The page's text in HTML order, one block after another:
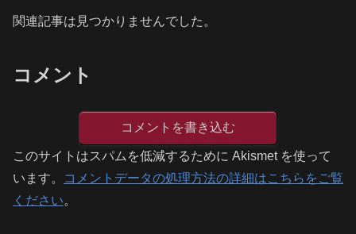
関連記事は見つかりませんでした。
コメント
コメントを書き込む
このサイトはスパムを低減するために Akismet を使って
います。
コメントデータの処理方法の詳細はこちらをご覧
ください。